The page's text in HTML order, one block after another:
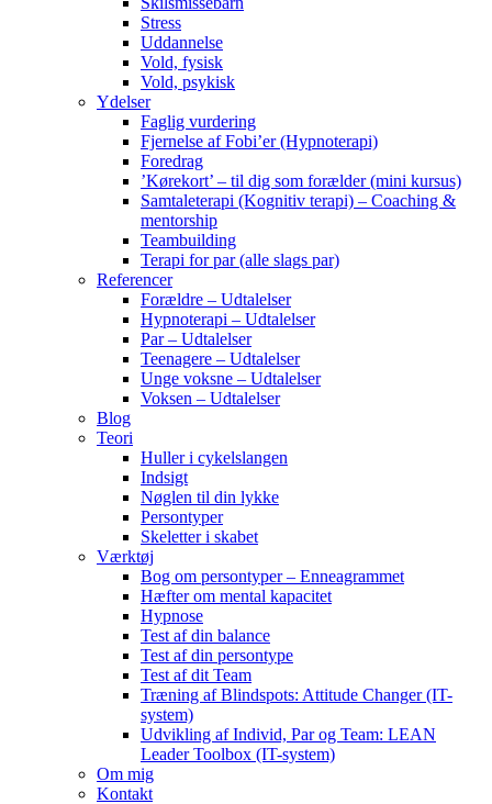
Stress
Uddannelse
Vold, fysisk
Vold, psykisk
Ydelser
Faglig vurdering
Fjernelse af Fobi’er (Hypnoterapi)
Foredrag
’Kørekort’ – til dig som forælder (mini kursus)
Samtaleterapi (Kognitiv terapi) – Coaching &
mentorship
Teambuilding
Terapi for par (alle slags par)
Referencer
Forældre – Udtalelser
Hypnoterapi – Udtalelser
Par – Udtalelser
Teenagere – Udtalelser
Unge voksne – Udtalelser
Voksen – Udtalelser
Blog
Teori
Huller i cykelslangen
Indsigt
Nøglen til din lykke
Persontyper
Skeletter i skabet
Værktøj
Bog om persontyper – Enneagrammet
Hæfter om mental kapacitet
Hypnose
Test af din balance
Test af din persontype
Test af dit Team
Træning af Blindspots: Attitude Changer (IT-
system)
Udvikling af Individ, Par og Team: LEAN
Leader Toolbox (IT-system)
Om mig
Kontakt